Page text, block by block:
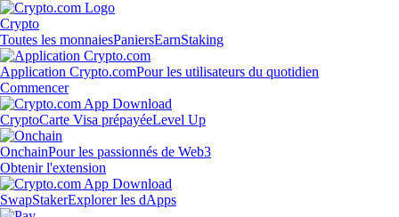
Crypto
Toutes les monnaiesPaniersEarnStaking
Application Crypto.comPour les utilisateurs du quotidien
Commencer
CryptoCarte Visa prépayéeLevel Up
OnchainPour les passionnés de Web3
Obtenir l'extension
SwapStakerExplorer les dApps